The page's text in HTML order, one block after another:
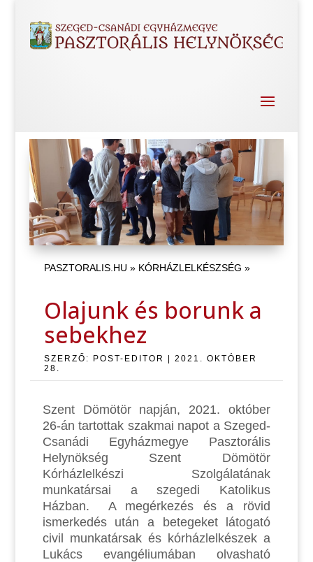
PASZTORALIS.HU » KÓRHÁZLELKÉSZSÉG »
Olajunk és borunk a
sebekhez
SZERZŐ: POST-EDITOR | 2021. OKTÓBER
28.
Szent Dömötör napján, 2021. október
26-án tartottak szakmai napot a Szeged-
Csanádi Egyházmegye Pasztorális
Helynökség Szent Dömötör
Kórházlelkészi Szolgálatának
munkatársai a szegedi Katolikus
Házban. A megérkezés és a rövid
ismerkedés után a betegeket látogató
civil munkatársak és kórházlelkészek a
Lukács evangéliumában olvasható